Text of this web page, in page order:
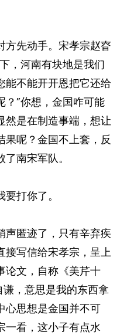
方先动手。宋孝宗赵昚
，河南有块地是我们
能不能开开恩把它还给
？”你想，金国咋可能
然是在制造事端，想让
果呢？金国不上套，反
南宋军队。
打你了。
声匿迹了，只有辛弃疾
接写信给宋孝宗，呈上
论文，自称《美芹十
谦，意思是我的东西拿
心思想是金国并不可
一看，这小子有点水